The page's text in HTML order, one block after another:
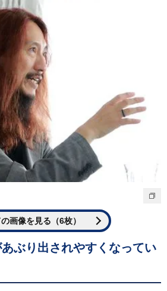
画像を見る（6枚）
ぶり出されやすくなってい